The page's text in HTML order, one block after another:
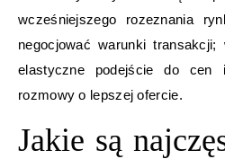
wcześniejszego rozeznania
negocjować warunki
elastyczne podejście do
rozmowy o lepszej ofercie.
Jakie są